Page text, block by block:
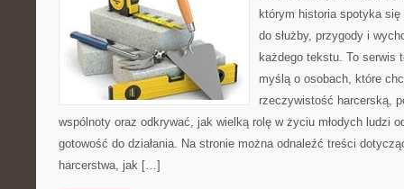
którym historia spotyka
do służby, przygody i
każdego tekstu. To serwis
myślą o osobach, które
rzeczywistość harcerską,
wspólnoty oraz odkrywać, jak wielką rolę w życiu młodych ludzi
gotowość do działania. Na stronie można odnaleźć treści
harcerstwa, jak […]